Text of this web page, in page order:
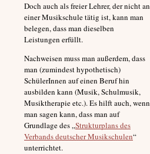
Doch auch als freier Lehrer, der nicht an
einer Musikschule tätig ist, kann man
belegen, dass man dieselben
Leistungen erfüllt.
Nachweisen muss man außerdem, dass
man (zumindest hypothetisch)
SchülerInnen auf einen Beruf hin
ausbilden kann (Musik, Schulmusik,
Musiktherapie etc.). Es hilft auch, wenn
man sagen kann, dass man auf
Grundlage des „Strukturplans des
Verbands deutscher Musikschulen“
unterrichtet.